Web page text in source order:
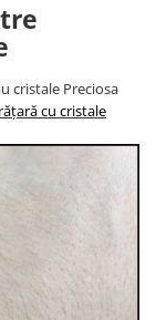
cristale Preciosa
cu cristale